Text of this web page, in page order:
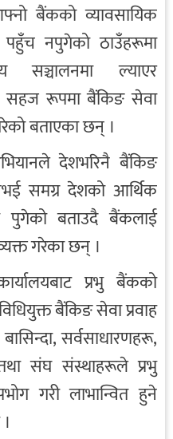
बैंकको व्यावसायिक
पहुँच नपुगेको ठाउँहरूमा
सञ्चालनमा ल्याएर
सहज रूपमा बैंकिङ सेवा
बताएका छन् ।
देशभरिनै बैंकिङ
समग्र देशको आर्थिक
पुगेको बताउदै बैंकलाई
गरेका छन् ।
प्रभु बैंकको
बैंकिङ सेवा प्रवाह
सर्वसाधारणहरू,
संघ संस्थाहरूले प्रभु
गरी लाभान्वित हुने